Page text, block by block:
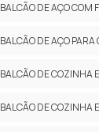
BALCÃO DE AÇO COM
BALCÃO DE AÇO
BALCÃO DE COZINHA
BALCÃO DE COZINHA